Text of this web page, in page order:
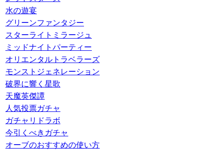
水の遊宴
グリーンファンタジー
スターライトミラージュ
ミッドナイトパーティー
オリエンタルトラベラーズ
モンストジェネレーション
破界に響く星歌
天魔英傑譚
人気投票ガチャ
ガチャリドラボ
今引くべきガチャ
オーブのおすすめの使い方